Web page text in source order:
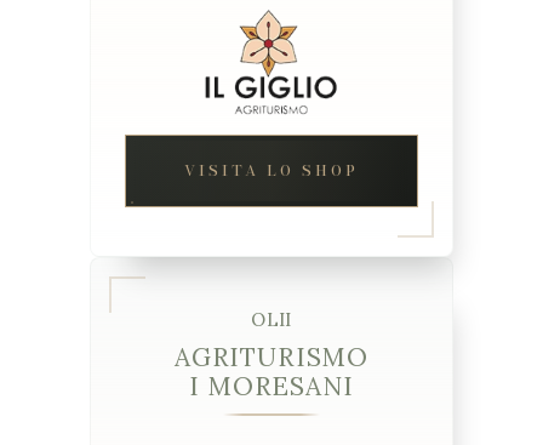
VISITA LO SHOP
OLII
AGRITURISMO
I MORESANI